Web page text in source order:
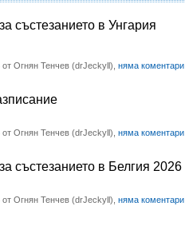
състезанието в Унгария
от Огнян Тенчев (drJeckyll), няма коментари
от Огнян Тенчев (drJeckyll), няма коментари
състезанието в Белгия 2026
от Огнян Тенчев (drJeckyll), няма коментари